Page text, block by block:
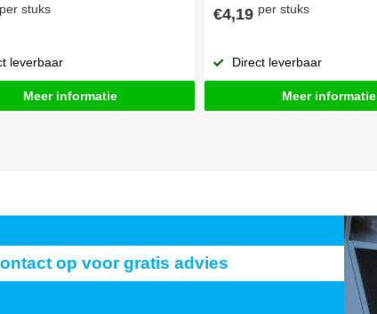
per stuks
leverbaar
Meer informatie
€4,19 per stuks
Direct leverbaar
Meer informatie
op voor gratis advies